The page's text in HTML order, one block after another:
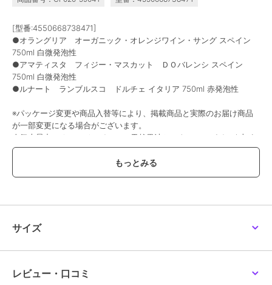
[型番:4550668738471]
●オラングリア オーガニック・オレンジワイン・サング スペイン
750ml 白微発泡性
●アマティスタ フィジー・マスカット ＤＯバレンシ スペイン
750ml 白微発泡性
●ルナート ランブルスコ ドルチェ イタリア 750ml 赤発泡性
※パッケージ変更や商品入替等により、掲載商品と実際のお届け商品
が一部変更になる場合がございます。
人気上昇中のオレンジワインに、天然果汁とシナモンスパイスを加え
た、フリッツァンテ（微発泡）スタイルのサングリアが入っていま
飲みやすい甘口スパークリングの3本セットです。※酸化防止剤（亜硫
/ 炭酸ガス、酸味料、酸化防止剤（亜硫酸塩）
この商品は、不良品のみ返品を承ります
サイズ
レビュー・口コミ